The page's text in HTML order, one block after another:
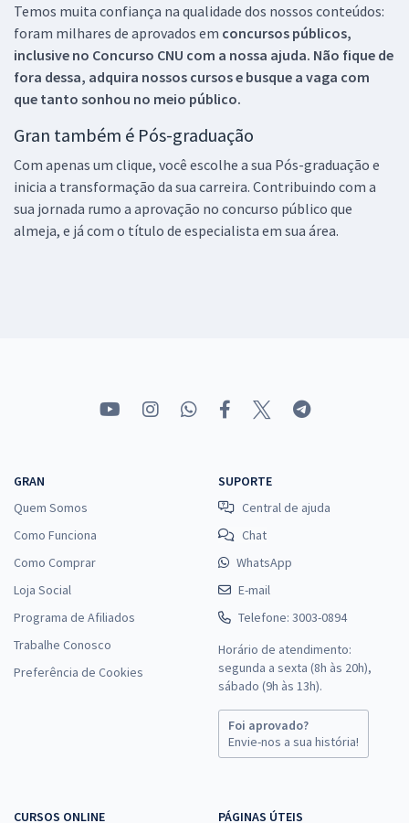
Temos muita confiança na qualidade dos nossos conteúdos:
foram milhares de aprovados em concursos públicos,
inclusive no Concurso CNU com a nossa ajuda. Não fique de
fora dessa, adquira nossos cursos e busque a vaga com
que tanto sonhou no meio público.
Gran também é Pós-graduação
Com apenas um clique, você escolhe a sua Pós-graduação e
inicia a transformação da sua carreira. Contribuindo com a
sua jornada rumo a aprovação no concurso público que
almeja, e já com o título de especialista em sua área.
GRAN
Quem Somos
Como Funciona
Como Comprar
Loja Social
Programa de Afiliados
Trabalhe Conosco
Preferência de Cookies
SUPORTE
Central de ajuda
Chat
WhatsApp
E-mail
Telefone: 3003-0894
Horário de atendimento:
segunda a sexta (8h às 20h),
sábado (9h às 13h).
Foi aprovado?
Envie-nos a sua história!
CURSOS ONLINE PÁGINAS ÚTEIS